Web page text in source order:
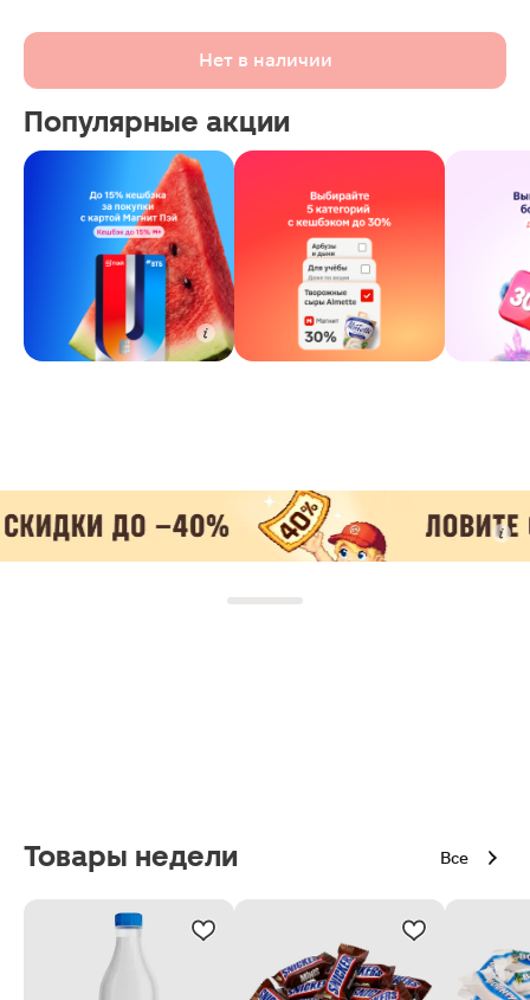
Нет в наличии
Популярные акции
Товары недели Все